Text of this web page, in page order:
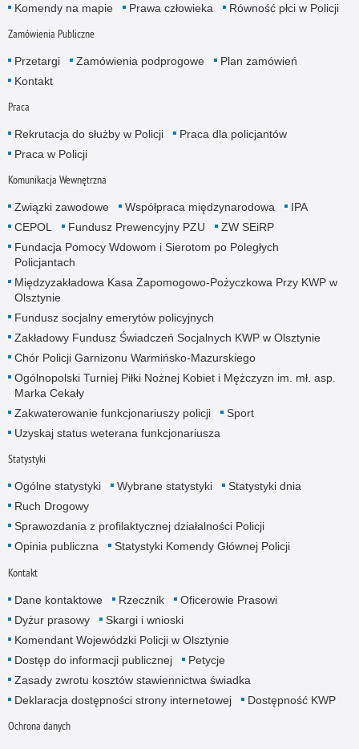
Komendy na mapie
Prawa człowieka Równość płci w Policji
Zamówienia Publiczne
Przetargi Zamówienia podprogowe
Plan zamówień
Kontakt
Praca
Rekrutacja do służby w Policji
Praca dla policjantów
Praca w Policji
Komunikacja Wewnętrzna
Związki zawodowe Współpraca międzynarodowa
IPA
CEPOL
Fundusz Prewencyjny PZU
ZW SEiRP
Fundacja Pomocy Wdowom i Sierotom po Poległych
Policjantach
Międzyzakładowa Kasa Zapomogowo-Pożyczkowa Przy KWP w
Olsztynie
Fundusz socjalny emerytów policyjnych
Zakładowy Fundusz Świadczeń Socjalnych KWP w Olsztynie
Chór Policji Garnizonu Warmińsko-Mazurskiego
Ogólnopolski Turniej Piłki Nożnej Kobiet i Mężczyzn im. mł. asp.
Marka Cekały
Zakwaterowanie funkcjonariuszy policji
Sport
Uzyskaj status weterana funkcjonariusza
Statystyki
Ogólne statystyki Wybrane statystyki
Statystyki dnia
Ruch Drogowy
Sprawozdania z profilaktycznej działalności Policji
Opinia publiczna
Statystyki Komendy Głównej Policji
Kontakt
Dane kontaktowe Rzecznik
Oficerowie Prasowi
Dyżur prasowy
Skargi i wnioski
Komendant Wojewódzki Policji w Olsztynie
Dostęp do informacji publicznej
Petycje
Zasady zwrotu kosztów stawiennictwa świadka
Deklaracja dostępności strony internetowej
Dostępność KWP
Ochrona danych